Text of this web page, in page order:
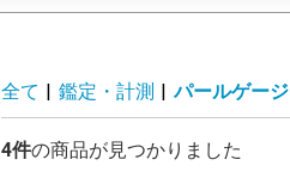
全て | 鑑定・計測 | パールゲージ
4件の商品が見つかりました